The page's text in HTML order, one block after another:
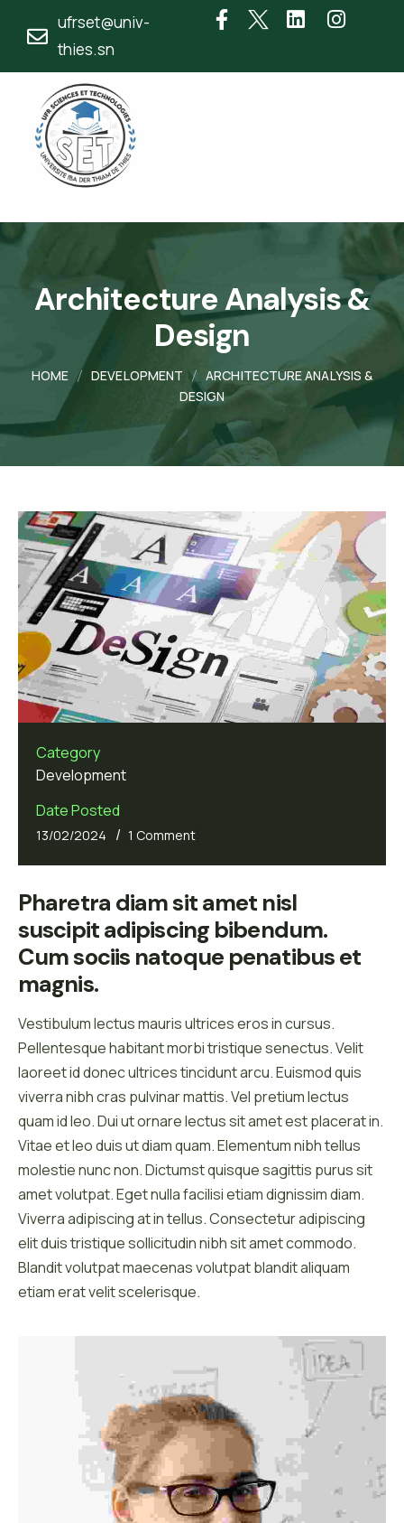
ufrset@univ-
thies.sn
Architecture Analysis &
Design
HOME DEVELOPMENT
ARCHITECTURE ANALYSIS &
DESIGN
Category
Development
Date Posted
13/02/2024 / 1 Comment
Pharetra diam sit amet nisl
suscipit adipiscing bibendum.
Cum sociis natoque penatibus et
magnis.
Vestibulum lectus mauris ultrices eros in cursus.
Pellentesque habitant morbi tristique senectus. Velit
laoreet id donec ultrices tincidunt arcu. Euismod quis
viverra nibh cras pulvinar mattis. Vel pretium lectus
quam id leo. Dui ut ornare lectus sit amet est placerat in.
Vitae et leo duis ut diam quam. Elementum nibh tellus
molestie nunc non. Dictumst quisque sagittis purus sit
amet volutpat. Eget nulla facilisi etiam dignissim diam.
Viverra adipiscing at in tellus. Consectetur adipiscing
elit duis tristique sollicitudin nibh sit amet commodo.
Blandit volutpat maecenas volutpat blandit aliquam
etiam erat velit scelerisque.